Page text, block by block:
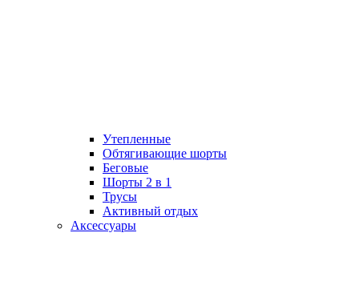
Утепленные
Обтягивающие шорты
Беговые
Шорты 2 в 1
Трусы
Активный отдых
Аксессуары